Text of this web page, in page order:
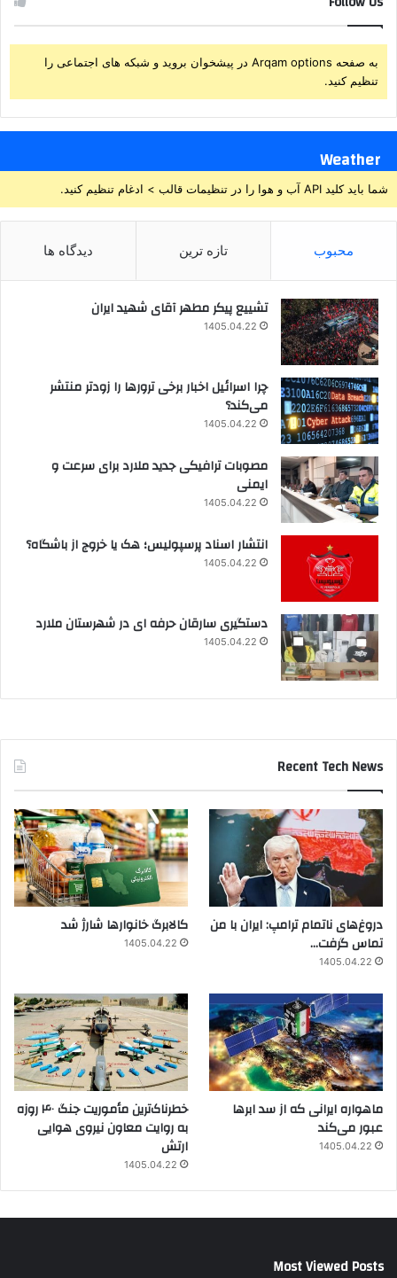
به صفحه Arqam options در پیشخوان بروید و شبکه های اجتماعی را
تنظیم کنید.
Weather
شما باید کلید API آب و هوا را در تنظیمات قالب > ادغام تنظیم کنید.
محبوب تازه ترین دیدگاه ها
تشییع پیکر مطهر آقای شهید ایران
1405.04.22
چرا اسرائیل اخبار برخی ترورها را زودتر منتشر
می‌کند؟
1405.04.22
مصوبات ترافیکی جدید ملارد برای سرعت و
ایمنی
1405.04.22
انتشار اسناد پرسپولیس؛ هک یا خروج از باشگاه؟
1405.04.22
دستگیری سارقان حرفه ای در شهرستان ملارد
1405.04.22
Recent Tech News
دروغ‌های ناتمام ترامپ: ایران با من
تماس گرفت…
1405.04.22
کالابرگ خانوارها شارژ شد
1405.04.22
ماهواره ایرانی که از سد ابرها
عبور می‌کند
1405.04.22
خطرناک‌ترین مأموریت جنگ ۴۰ روزه
به روایت معاون نیروی هوایی
ارتش
1405.04.22
Most Viewed Posts